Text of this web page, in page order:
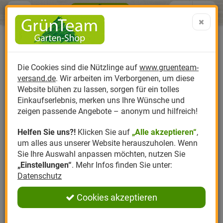
Produktkatalog
Anzucht
Dünger
Erde
Kompost
Pflanzenstärkung
Nützlinge Nützlinge gegen
Nützlingsarten
Nützlingsförderung
Nützlingszubehör
Hersteller
Biplantol
Felco
Gloria
Greenfield
Romberg
Themenwelt
Gemüsegarten
Rasen
Rosen
Ziergarten
Kräutergarten
Ratgeber
Aktuelle Themen
Schädlinge aktuell
Angebote
Sparsets / Set-
Angebote
0 ARTIKEL IM WARENKORB
Ergebnisse () Fertig
Menü Search
Die Cookies sind die Nützlinge auf www.gruenteam-
versand.de. Wir arbeiten im Verborgenen, um diese
Website blühen zu lassen, sorgen für ein tolles
Einkaufserlebnis, merken uns Ihre Wünsche und
zeigen passende Angebote – anonym und hilfreich!
Helfen Sie uns?! Klicken Sie auf „Alle akzeptieren“,
um alles aus unserer Website herauszuholen. Wenn
Sie Ihre Auswahl anpassen möchten, nutzen Sie
„Einstellungen“. Mehr Infos finden Sie unter:
Datenschutz
Cookies akzeptieren